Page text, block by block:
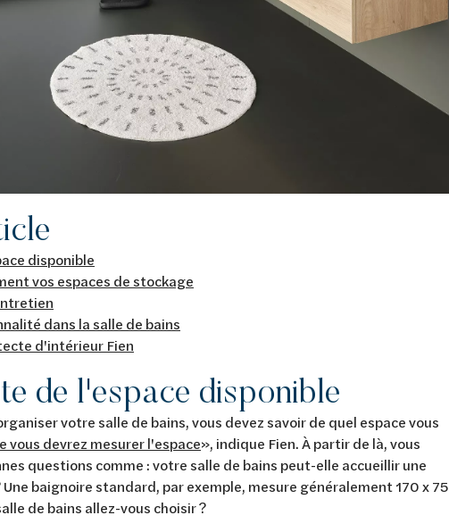
disponible
vos espaces de stockage
dans la salle de bains
d'intérieur Fien
de l'espace disponible
votre salle de bains, vous devez savoir de quel espace vous
vous devrez mesurer l'espace», indique Fien. À partir de là, vous
questions comme : votre salle de bains peut-elle accueillir une
baignoire standard, par exemple, mesure généralement 170 x 75
de bains allez-vous choisir ?